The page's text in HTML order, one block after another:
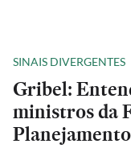
SINAIS DIVERGENTES
Gribel:
ministros da